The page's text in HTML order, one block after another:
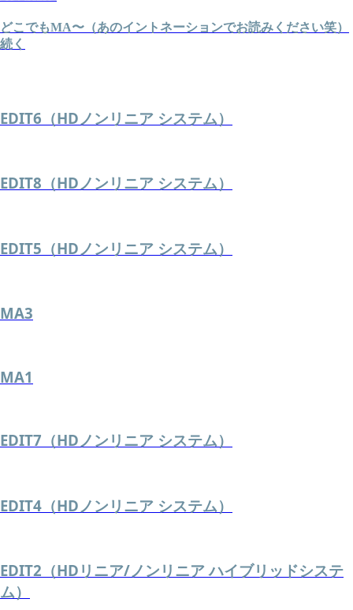
どこでもMA〜（あのイントネーションでお読みください笑）
続く
EDIT6（HDノンリニア システム）
EDIT8（HDノンリニア システム）
EDIT5（HDノンリニア システム）
MA3
MA1
EDIT7（HDノンリニア システム）
EDIT4（HDノンリニア システム）
EDIT2（HDリニア/ノンリニア ハイブリッドシステ
ム）